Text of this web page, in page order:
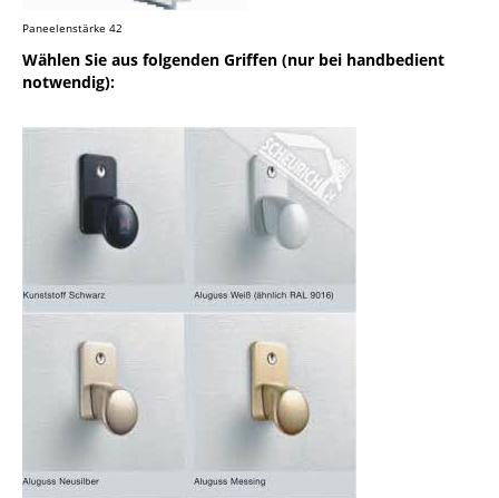
Paneelenstärke 42
Wählen Sie aus folgenden Griffen (nur bei handbedient
notwendig):